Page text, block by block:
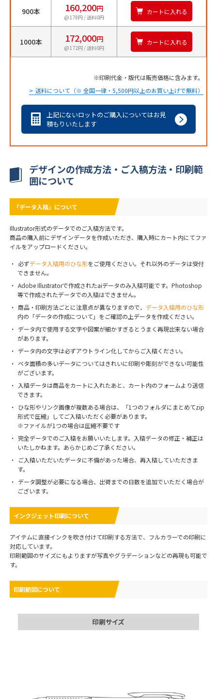
900本 160,200円
@178円 / 送料0円
カートに入れる
1000本 172,000円
@172円 / 送料0円
カートに入れる
印刷代金・版代は販売価格に含みます。
送料について（※ 全国一律・5,500円以上のお買い上げで無料）
上記にないロットのご購入についてはお見
積もりいたします
デザインの作成方法・ご入稿方法・印刷範
囲について
「データ入稿」について
Illustrator形式のデータでのご入稿方法です。
商品の購入前にデザインデータを作成いただき、購入時にカート内にてファ
イルをアップロードください。
必ずデータ入稿用のひな形をご使用ください。それ以外のデータは受付
できません。
Adobe Illustratorで作成されたaiデータのみ入稿可能です。Photoshop
等で作成されたデータでの入稿はできません。
商品・印刷方法ごとに注意点が異なりますので、 データ入稿用のひな形
内の「データの作成について」をご確認の上データを作成ください。
データ内で使用する文字や図案が細かすぎるとうまく再現出来ない場合
があります。
データ内の文字は必ずアウトライン化してからご入稿ください。
ベタ面積の多いデータについてはきれいに印刷や彫刻ができない可能性
がございます。
入稿データは商品をカートに入れたあと、カート内のフォームより送信
できます。
ひな形やリンク画像が複数ある場合は、「1つのフォルダにまとめてzip
形式で圧縮」してご入稿いただく必要があります。
※ファイルが1つの場合は圧縮不要です
完全データでのご入稿をお願いいたします。入稿データの修正・補正は
いたしかねます。あらかじめご了承ください。
ご入稿いただいたデータに不備があった場合、再入稿していただきま
す。
データ調整が必要になる場合、出荷までの日数を追加でいただく場合が
ございます。
インクジェット印刷について
アイテムに直接インクを吹き付けて印刷する方法で、フルカラーでの印刷に
対応しています。
印刷範囲のサイズにもよりますが写真やグラデーションなどの再現も可能で
す。
印刷範囲について